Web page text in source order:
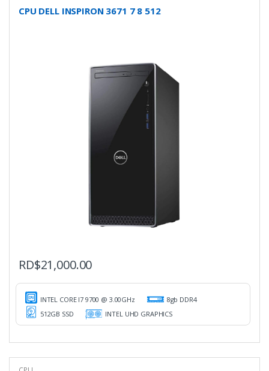
CPU DELL INSPIRON 3671 7 8 512
RD$21,000.00
INTEL CORE I7 9700 @ 3.00GHz
8gb DDR4
512GB SSD
INTEL UHD GRAPHICS